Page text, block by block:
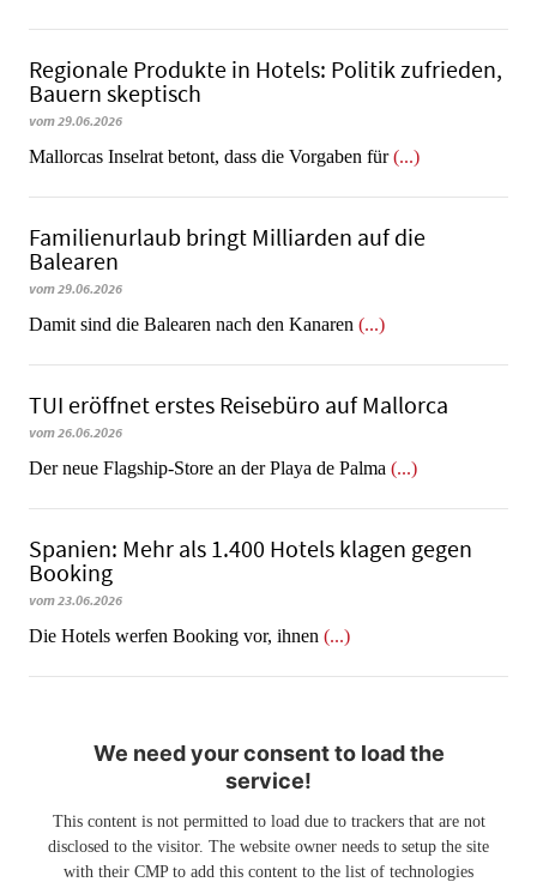
Regionale Produkte in Hotels: Politik zufrieden,
Bauern skeptisch
vom 29.06.2026
Mallorcas Inselrat betont, dass die Vorgaben für(...)
Familienurlaub bringt Milliarden auf die
Balearen
vom 29.06.2026
​​​​​​​Damit sind die Balearen nach den Kanaren (...)
TUI eröffnet erstes Reisebüro auf Mallorca
vom 26.06.2026
Der neue Flagship-Store an der Playa de Palma (...)
Spanien: Mehr als 1.400 Hotels klagen gegen
Booking
vom 23.06.2026
​​​​​​​Die Hotels werfen Booking vor, ihnen (...)
We need your consent to load the
service!
This content is not permitted to load due to trackers that are not
disclosed to the visitor. The website owner needs to setup the site
with their CMP to add this content to the list of technologies